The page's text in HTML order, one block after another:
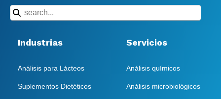
Industrias
Análisis para Lácteos
Suplementos Dietéticos
Servicios
Análisis químicos
Análisis microbiológicos